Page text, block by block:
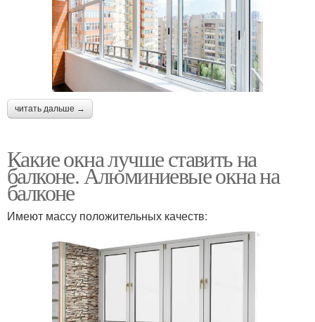
читать дальше →
Какие окна лучше ставить на
балконе. Алюминиевые окна на
балконе
Имеют массу положительных качеств: